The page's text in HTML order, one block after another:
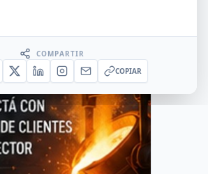
COMPARTIR
COPIAR